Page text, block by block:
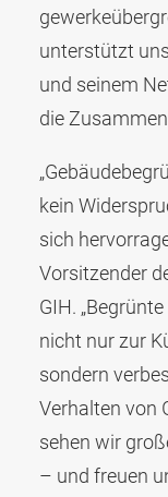
unterstützt
und seinem
die
kein
sich
Vorsitzender
GIH.
nicht nur zur
sondern
Verhalten von
sehen wir
– und freuen